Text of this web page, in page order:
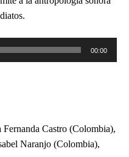
00:00
Castro (Colombia),
Naranjo (Colombia),